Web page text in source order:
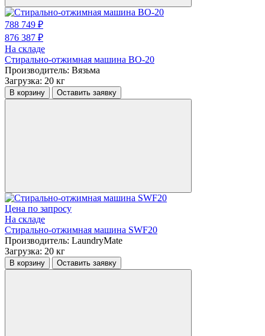
788 749 ₽
876 387 ₽
На складе
Стирально-отжимная машина ВО-20
Производитель: Вязьма
Загрузка: 20 кг
В корзину Оставить заявку
Цена по запросу
На складе
Стирально-отжимная машина SWF20
Производитель: LaundryMate
Загрузка: 20 кг
В корзину Оставить заявку